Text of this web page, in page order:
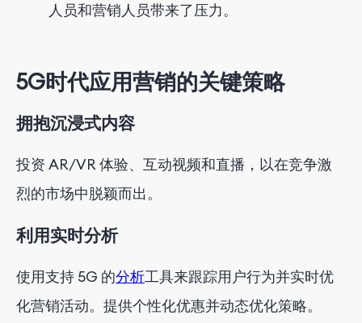
人员和营销人员带来了压力。
5G时代应用营销的关键策略
拥抱沉浸式内容
投资 AR/VR 体验、互动视频和直播，以在竞争激
烈的市场中脱颖而出。
利用实时分析
使用支持 5G 的分析工具来跟踪用户行为并实时优
化营销活动。提供个性化优惠并动态优化策略。